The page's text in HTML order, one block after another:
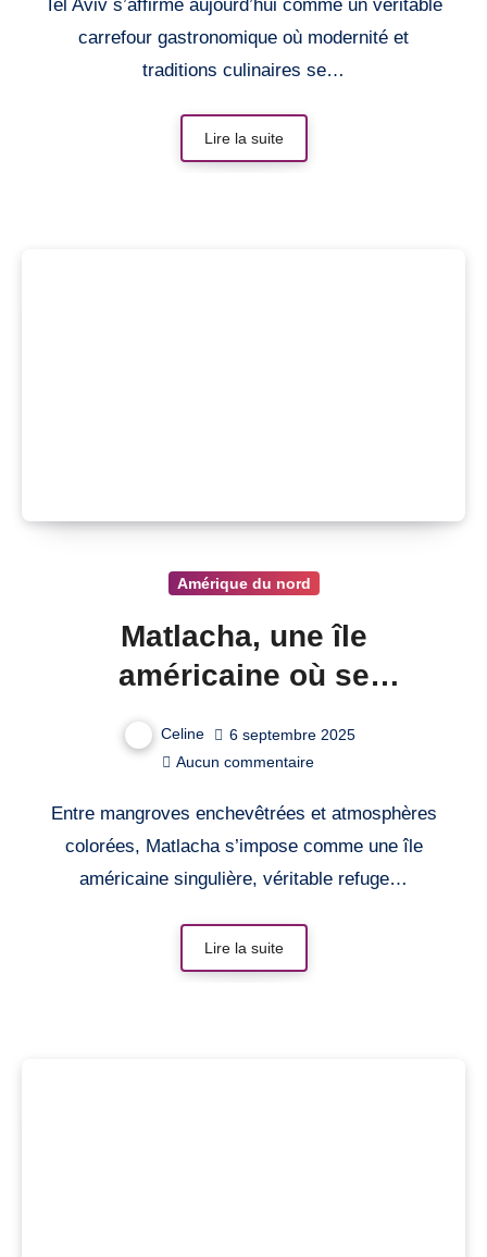
carrefour gastronomique où modernité et
traditions culinaires se…
Lire la suite
Amérique du nord
Matlacha, une île
américaine où se
amour
Celine
6 septembre 2025
Aucun commentaire
Entre mangroves enchevêtrées et atmosphères
colorées, Matlacha s’impose comme une île
américaine singulière, véritable refuge…
Lire la suite